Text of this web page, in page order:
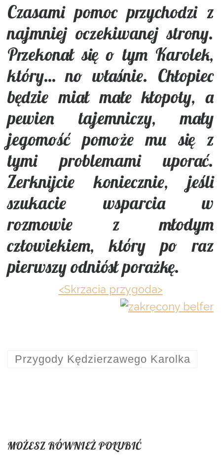
Czasami pomoc przychodzi z
najmniej oczekiwanej strony.
Przekonał się o tym Karolek,
który… no właśnie. Chłopiec
będzie miał małe kłopoty, a
pewien tajemniczy, mały
jegomość pomoże mu się z
tymi problemami uporać.
Zerknijcie koniecznie, jeśli
szukacie wsparcia w
rozmowie z młodym
człowiekiem, który po raz
pierwszy odniósł porażkę.
<Skrzacia przygoda>
Przygody Kędzierzawego Karolka
MOŻESZ RÓWNIEŻ POLUBIĆ